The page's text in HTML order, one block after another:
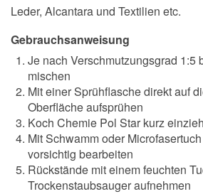
Leder, Alcantara und Textilien etc.
Gebrauchsanweisung
Je nach Verschmutzungsgrad 1:5
mischen
Mit einer Sprühflasche direkt auf
Oberfläche aufsprühen
Koch Chemie Pol Star kurz
Mit Schwamm oder
vorsichtig bearbeiten
Rückstände mit einem feuchten
Trockenstaubsauger aufnehmen